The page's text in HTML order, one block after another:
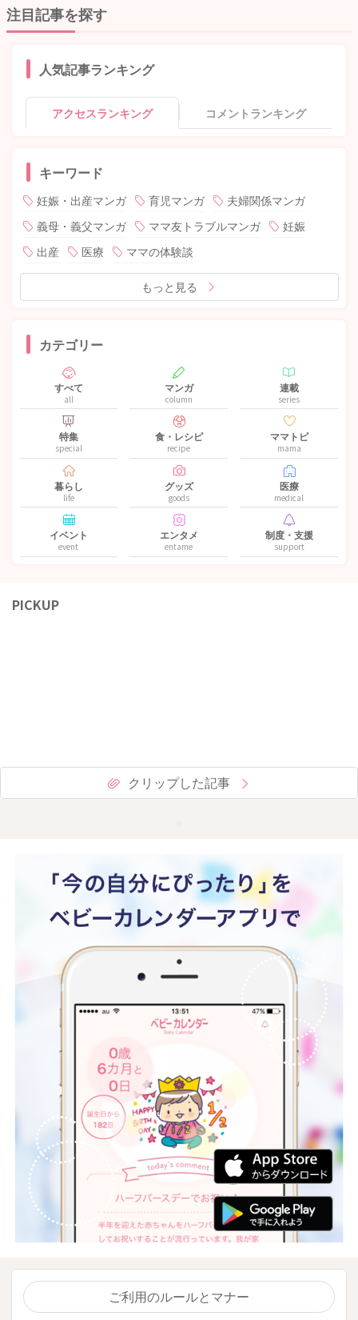
注目記事を探す
人気記事ランキング
アクセスランキング コメントランキング
キーワード
妊娠・出産マンガ 育児マンガ
夫婦関係マンガ
義母・義父マンガ
ママ友トラブルマンガ
妊娠
出産
医療 ママの体験談
もっと見る
カテゴリー
すべて
all
マンガ
column
連載
series
特集
special
食・レシピ
recipe
ママトピ
mama
暮らし
life
グッズ
goods
医療
medical
イベント
event
エンタメ
entame
制度・支援
support
PICKUP
クリップした記事
ご利用のルールとマナー